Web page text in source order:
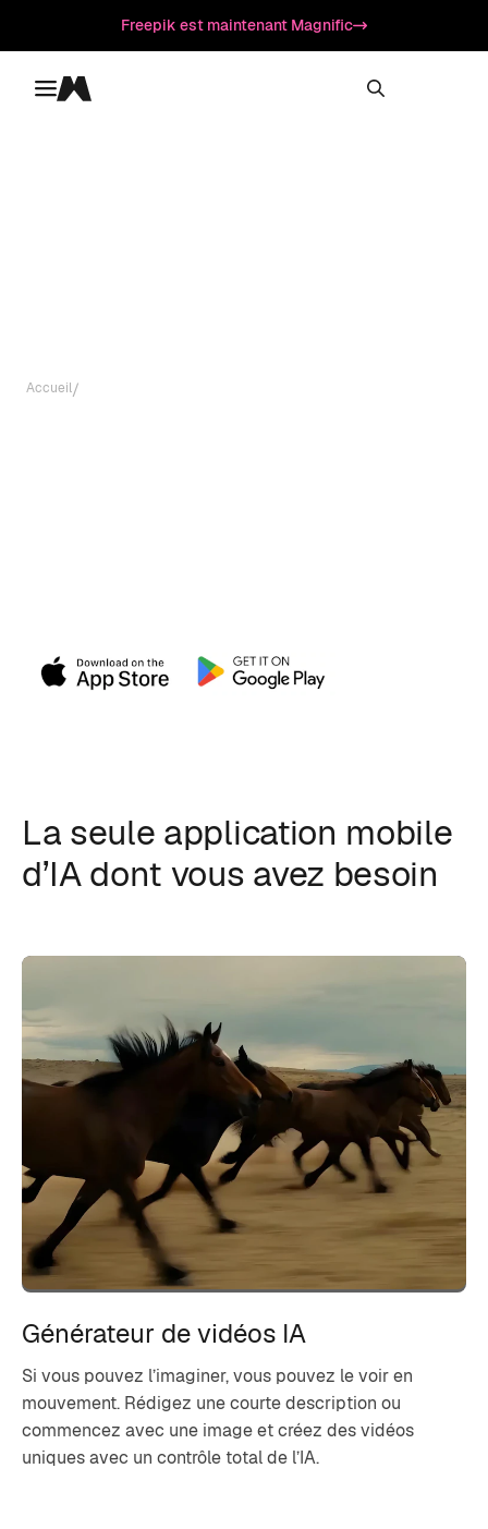
Freepik est maintenant Magnific
Toggle menu
Magnific
Accueil/
La seule application mobile
d’IA dont vous avez besoin
Générateur de vidéos IA
Si vous pouvez l’imaginer, vous pouvez le voir en
mouvement. Rédigez une courte description ou
commencez avec une image et créez des vidéos
uniques avec un contrôle total de l’IA.